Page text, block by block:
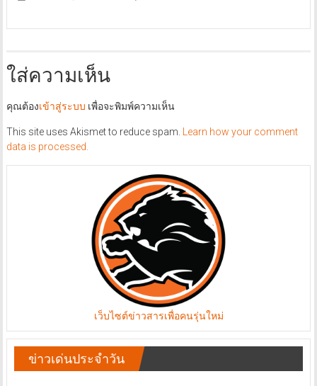
ใส่ความเห็น
คุณต้องเข้าสู่ระบบ เพื่อจะพิมพ์ความเห็น
This site uses Akismet to reduce spam.
Learn how your comment
data is processed.
เว็บไซต์ข่าวสารเพื่อคนรุ่นใหม่
ข่าวเด่นประจำวัน